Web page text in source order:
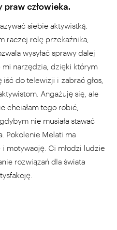
człowieka.
siebie aktywistką.
raczej rolę przekaźnika,
wysyłać sprawy dalej
narzędzia, dzięki którym
do telewizji i zabrać głos,
Angażuję się, ale
chciałam tego robić,
nie musiała stawać
Pokolenie Melati ma
i motywację. Ci młodzi ludzie
rozwiązań dla świata